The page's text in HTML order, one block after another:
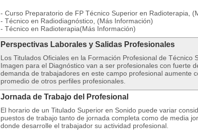
- Curso Preparatorio de FP Técnico Superior en Radioterapia,
- Técnico en Radiodiagnóstico, (Más Información)
- Técnico en Radioterapia(Más Información)
Perspectivas Laborales y Salidas Profesionales
Los Titulados Oficiales en la Formación Profesional de Técnico
Imagen para el Diagnóstico van a ser profesionales con fuerte
demanda de trabajadores en este campo profesional aumente
promedio de otros perfiles profesionales.
Jornada de Trabajo del Profesional
El horario de un Titulado Superior en Sonido puede variar
puestos de trabajo tanto de jornada completa como de media
donde desarrolle el trabajador su actividad profesional.